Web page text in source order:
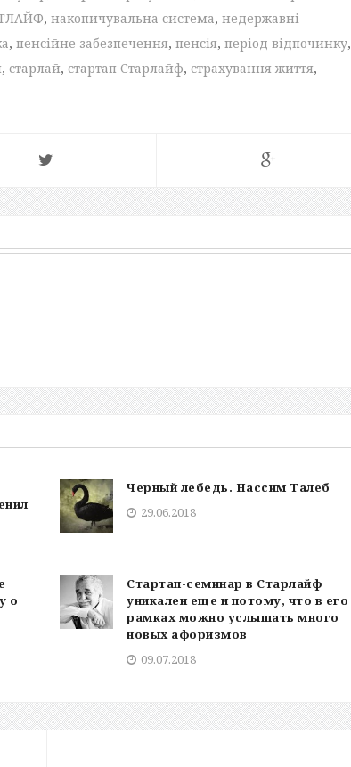
, накопичувальна система, недержавні
, пенсійне забезпечення, пенсія, період відпочинку,
, старлай, стартап Старлайф, страхування життя,
Черный лебедь. Нассим Талеб
29.06.2018
о
Стартап-семинар в Старлайф
уникален еще и потому, что в его
рамках можно услышать много
новых афоризмов
09.07.2018